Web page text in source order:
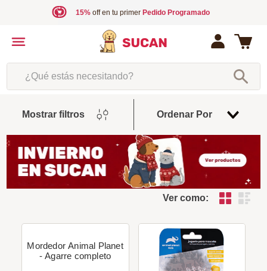
15%off en tu primer Pedido Programado
¿Qué estás necesitando?
Mostrar filtros Ordenar Por
De
Ver como:
Mordedor Animal Planet
- Agarre completo